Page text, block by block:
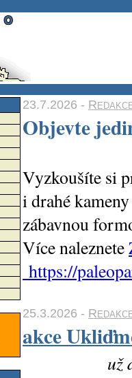
23.7.2026 -
Objevte
Vyzkoušíte si
i drahé
zábavnou
Více naleznete
https://
25.3.2026 -
akce
už